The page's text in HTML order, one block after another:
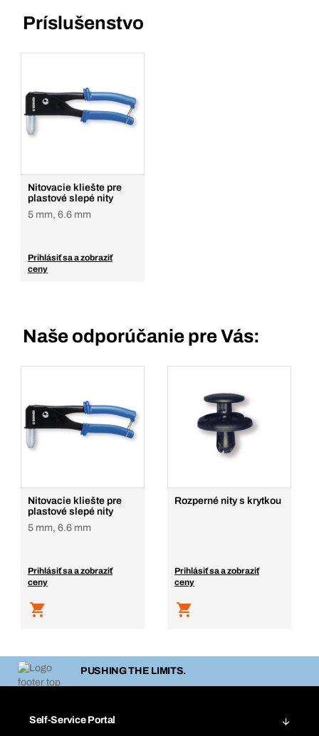
Príslušenstvo
Nitovacie kliešte pre
plastové slepé nity
5 mm, 6.6 mm
Prihlásiť sa a zobraziť
ceny
Naše odporúčanie pre Vás:
Nitovacie kliešte pre
plastové slepé nity
5 mm, 6.6 mm
Prihlásiť sa a zobraziť
ceny
Rozperné nity s krytkou
Prihlásiť sa a zobraziť
ceny
PUSHING THE LIMITS.
Self-Service Portal